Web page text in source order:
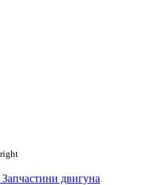
Запчастини двигуна